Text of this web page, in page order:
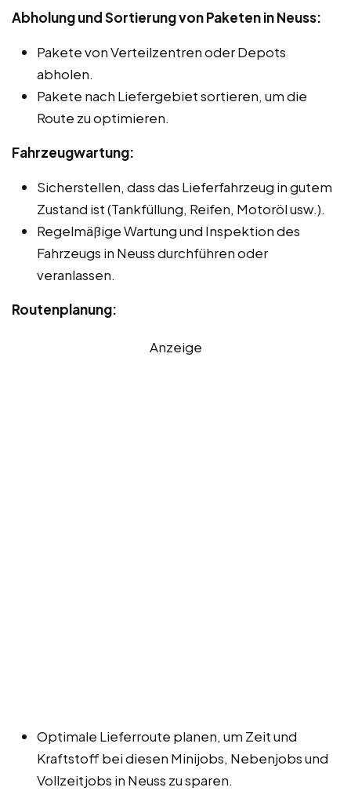
Abholung und Sortierung von Paketen in Neuss:
Pakete von Verteilzentren oder Depots
abholen.
Pakete nach Liefergebiet sortieren, um die
Route zu optimieren.
Fahrzeugwartung:
Sicherstellen, dass das Lieferfahrzeug in gutem
Zustand ist (Tankfüllung, Reifen, Motoröl usw.).
Regelmäßige Wartung und Inspektion des
Fahrzeugs in Neuss durchführen oder
veranlassen.
Routenplanung:
Anzeige
Optimale Lieferroute planen, um Zeit und
Kraftstoff bei diesen Minijobs, Nebenjobs und
Vollzeitjobs in Neuss zu sparen.